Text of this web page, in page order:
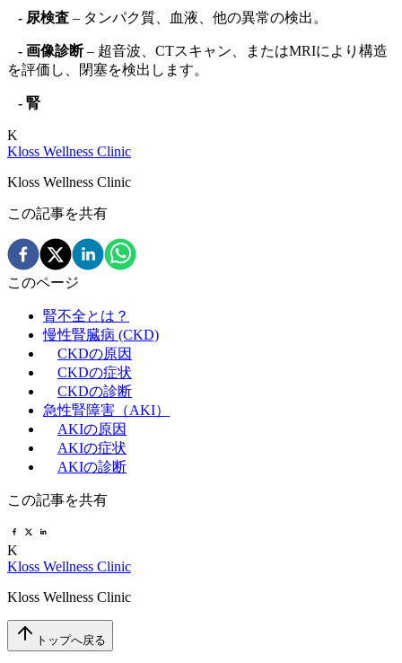
- 尿検査 – タンパク質、血液、他の異常の検出。
- 画像診断– 超音波、CTスキャン、またはMRIにより構造
を評価し、閉塞を検出します。
- 腎
K
Kloss Wellness Clinic
Kloss Wellness Clinic
この記事を共有
このページ
腎不全とは？
慢性腎臓病 (CKD)
CKDの原因
CKDの症状
CKDの診断
急性腎障害（AKI）
AKIの原因
AKIの症状
AKIの診断
この記事を共有
K
Kloss Wellness Clinic
Kloss Wellness Clinic
トップへ戻る